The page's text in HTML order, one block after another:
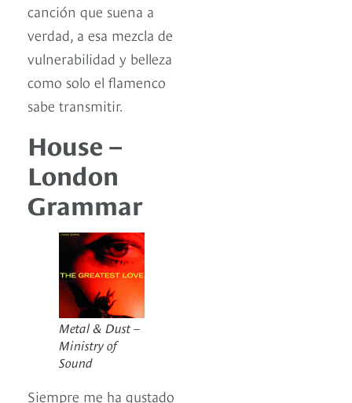
canción que suena a
verdad, a esa mezcla de
vulnerabilidad y belleza
como solo el flamenco
sabe transmitir.
House –
London
Grammar
Metal & Dust –
Ministry of
Sound
Siempre me ha gustado